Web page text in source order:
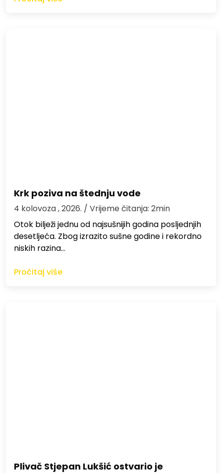
Krk poziva na štednju vode
4 kolovoza , 2026. / Vrijeme čitanja: 2min
Otok bilježi jednu od najsušnijih godina posljednjih
desetljeća. Zbog izrazito sušne godine i rekordno
niskih razina…
Pročitaj više
Plivač Stjepan Lukšić ostvario je